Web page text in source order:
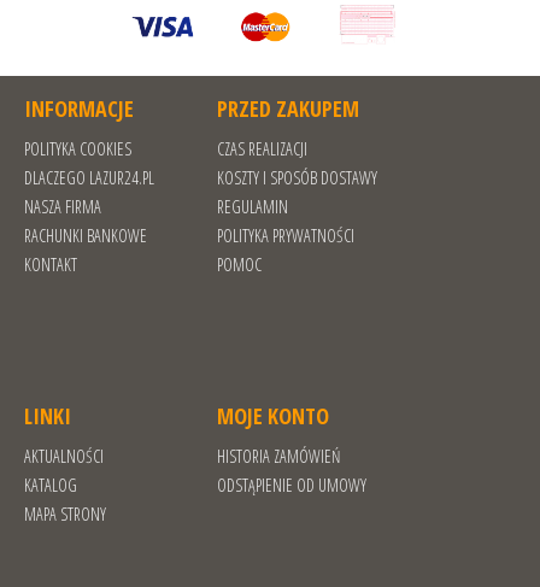
INFORMACJE
POLITYKA COOKIES
DLACZEGO LAZUR24.PL
NASZA FIRMA
RACHUNKI BANKOWE
KONTAKT
PRZED ZAKUPEM
CZAS REALIZACJI
KOSZTY I SPOSÓB DOSTAWY
REGULAMIN
POLITYKA PRYWATNOŚCI
POMOC
LINKI
AKTUALNOŚCI
KATALOG
MAPA STRONY
MOJE KONTO
HISTORIA ZAMÓWIEŃ
ODSTĄPIENIE OD UMOWY